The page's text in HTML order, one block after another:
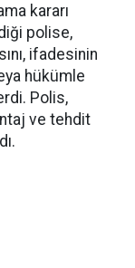
kararı
polise,
ifadesinin
hükümle
Polis,
ve tehdit